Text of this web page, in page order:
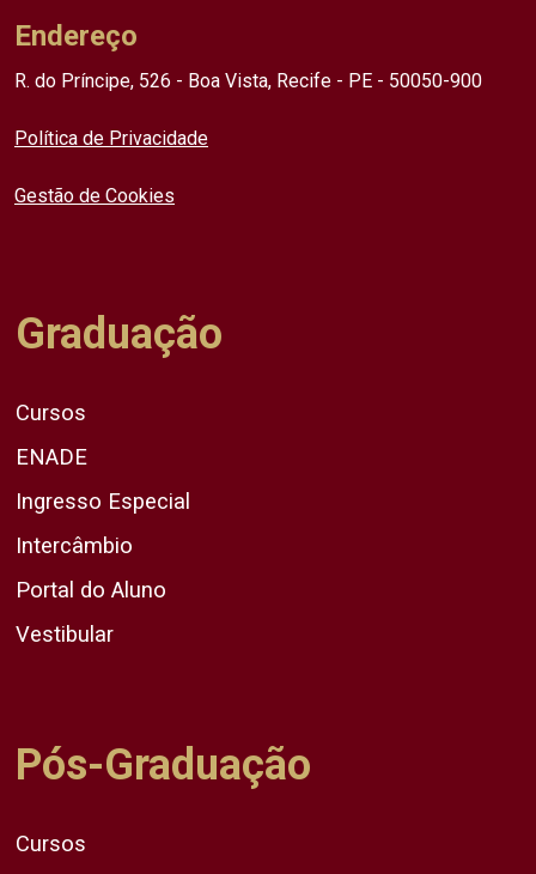
Endereço
R. do Príncipe, 526 - Boa Vista, Recife - PE - 50050-900
Política de Privacidade
Gestão de Cookies
Graduação
Cursos
ENADE
Ingresso Especial
Intercâmbio
Portal do Aluno
Vestibular
Pós-Graduação
Cursos